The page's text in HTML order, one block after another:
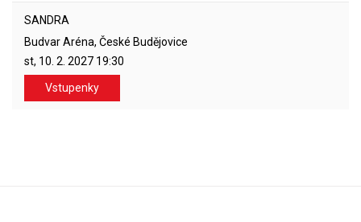
SANDRA
Budvar Aréna, České Budějovice
st, 10. 2. 2027 19:30
Vstupenky